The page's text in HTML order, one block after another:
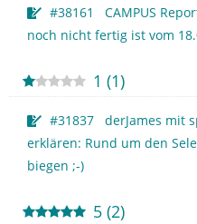
#38161 CAMPUS
noch nicht fertig ist vom
1 (1)
#31837 derJames mit
erklären: Rund um den
biegen ;-)
5 (2)